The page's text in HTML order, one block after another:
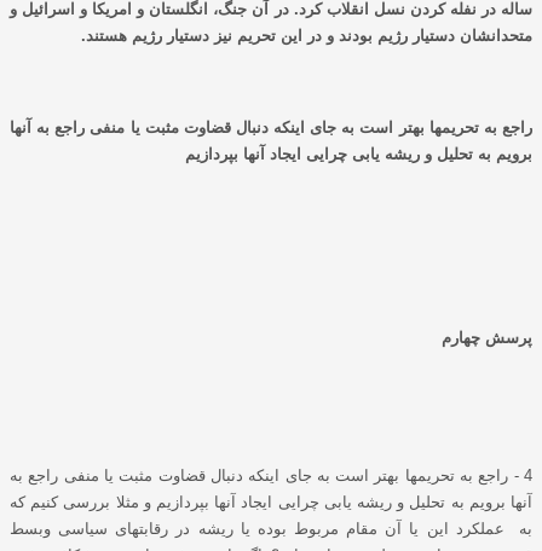
ساله در نفله کردن نسل انقلاب کرد. در آن جنگ، انگلستان و امریکا و اسرائیل و
متحدانشان دستیار رﮊیم بودند و در این تحریم نیز دستیار رﮊیم هستند.
راجع به تحریمها بهتر است به جای اینکه دنبال قضاوت مثبت یا منفی راجع به آنها
برویم به تحلیل و ریشه یابی چرایی ایجاد آنها بپردازیم
پرسش چهارم
4 - راجع به تحریمها بهتر است به جای اینکه دنبال قضاوت مثبت یا منفی راجع به
آنها برویم به تحلیل و ریشه یابی چرایی ایجاد آنها بپردازیم و مثلا بررسی کنیم که
به عملکرد این یا آن مقام مربوط بوده یا ریشه در رقابتهای سیاسی وبسط